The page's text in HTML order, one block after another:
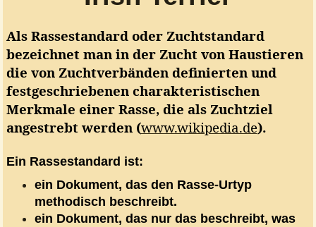
Als Rassestandard oder Zuchtstandard
bezeichnet man in der Zucht von Haustieren
die von Zuchtverbänden definierten und
festgeschriebenen charakteristischen
Merkmale einer Rasse, die als Zuchtziel
angestrebt werden (www.wikipedia.de).
Ein Rassestandard ist:
ein Dokument, das den Rasse-Urtyp
methodisch beschreibt.
ein Dokument, das nur das beschreibt, was